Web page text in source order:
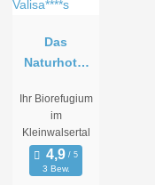
Das
Naturhotel
Valisa****s
Ihr Biorefugium
im
Kleinwalsertal
3 Bew.